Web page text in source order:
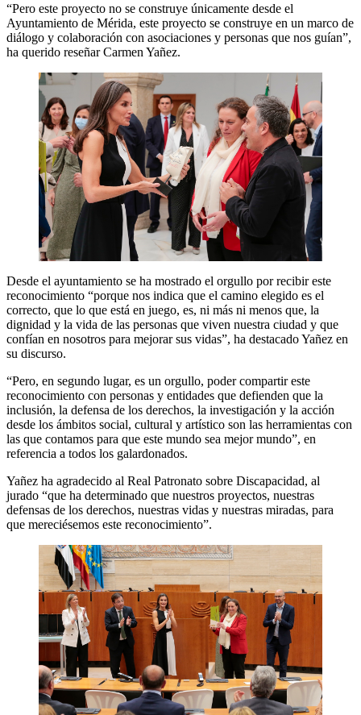
“Pero este proyecto no se construye únicamente desde el
Ayuntamiento de Mérida, este proyecto se construye en un marco de
diálogo y colaboración con asociaciones y personas que nos guían”,
ha querido reseñar Carmen Yañez.
Desde el ayuntamiento se ha mostrado el orgullo por recibir este
reconocimiento “porque nos indica que el camino elegido es el
correcto, que lo que está en juego, es, ni más ni menos que, la
dignidad y la vida de las personas que viven nuestra ciudad y que
confían en nosotros para mejorar sus vidas”, ha destacado Yañez en
su discurso.
“Pero, en segundo lugar, es un orgullo, poder compartir este
reconocimiento con personas y entidades que defienden que la
inclusión, la defensa de los derechos, la investigación y la acción
desde los ámbitos social, cultural y artístico son las herramientas con
las que contamos para que este mundo sea mejor mundo”, en
referencia a todos los galardonados.
Yañez ha agradecido al Real Patronato sobre Discapacidad, al
jurado “que ha determinado que nuestros proyectos, nuestras
defensas de los derechos, nuestras vidas y nuestras miradas, para
que mereciésemos este reconocimiento”.